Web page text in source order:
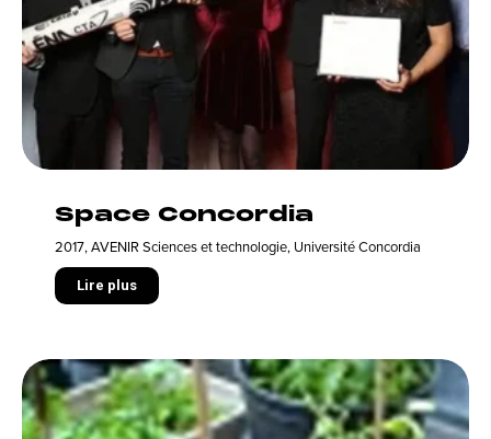
Space Concordia
2017,AVENIR Sciences et technologie, Université Concordia
Lire plus